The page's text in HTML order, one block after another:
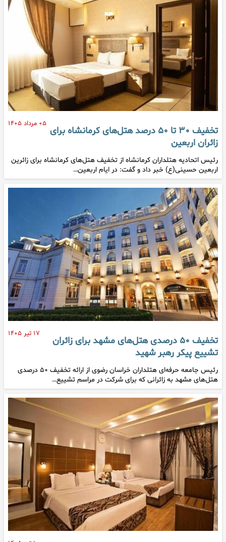
۰۵ مرداد ۱۴۰۵
تخفیف ۳۰ تا ۵۰ درصد هتل‌های کرمانشاه برای
زائران اربعین
رئیس اتحادیه هتلداران کرمانشاه از تخفیف هتل‌های کرمانشاه برای زائرین
اربعین حسینی(ع) خبر داد و گفت: در ایام اربعین…
۱۷ تیر ۱۴۰۵
تخفیف ۵۰ درصدی هتل‌های مشهد برای زائران
تشییع پیکر رهبر شهید
رئیس جامعه حرفه‌ای هتلداران خراسان رضوی از ارائه تخفیف ۵۰ درصدی
هتل‌های مشهد به زائرانی که برای شرکت در مراسم تشییع…